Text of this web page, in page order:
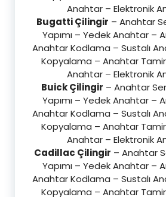
Anahtar – Elektronik
Bugatti Çilingir – Anahtar
Yapımı – Yedek Anahtar –
Anahtar Kodlama – Sustalı
Kopyalama – Anahtar
Anahtar – Elektronik
Buick Çilingir – Anahtar
Yapımı – Yedek Anahtar –
Anahtar Kodlama – Sustalı
Kopyalama – Anahtar
Anahtar – Elektronik
Cadillac Çilingir – Anahtar
Yapımı – Yedek Anahtar –
Anahtar Kodlama – Sustalı
Kopyalama – Anahtar